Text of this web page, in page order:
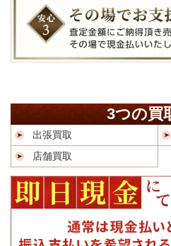
3つの買
出張買取
店舗買取